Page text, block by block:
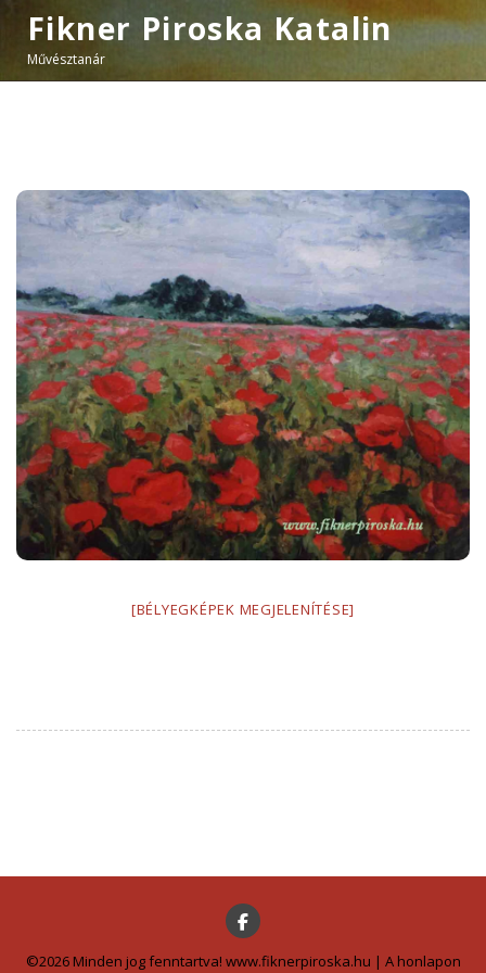
Fikner Piroska Katalin
Művésztanár
[BÉLYEGKÉPEK MEGJELENÍTÉSE]
©2026 Minden jog fenntartva! www.fiknerpiroska.hu | A honlapon